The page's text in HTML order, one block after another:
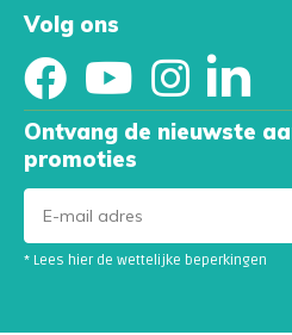
Volg ons
Ontvang de nieuwste
promoties
* Lees hier de wettelijke beperkingen